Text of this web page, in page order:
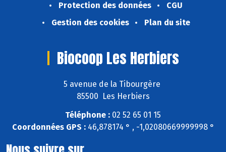
Protection des données
CGU
Gestion des cookies
Plan du site
Biocoop Les Herbiers
5 avenue de la Tibourgère
85500 Les Herbiers
Téléphone : 02 52 65 01 15
Coordonnées GPS :46,878174 ° , -1,02080669999998 °